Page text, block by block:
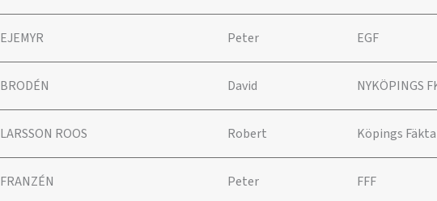
EJEMYR Peter EGF
BRODÉN David NYKÖPINGS
LARSSON ROOS Robert Köpings
FRANZÉN Peter FFF